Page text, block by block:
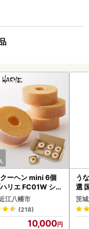
ーヘン mini 6個
リエ FC01W シェ
ス バウムクーヘ
江八幡市
(218)
10,000
う
選
付
あ
人
茨